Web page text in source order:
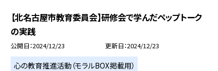
【北名古屋市教育委員会】研修会で学んだペップトーク
の実践
公開日 2024/12/23 更新日 2024/12/23
心の教育推進活動（モラルBOX掲載用）